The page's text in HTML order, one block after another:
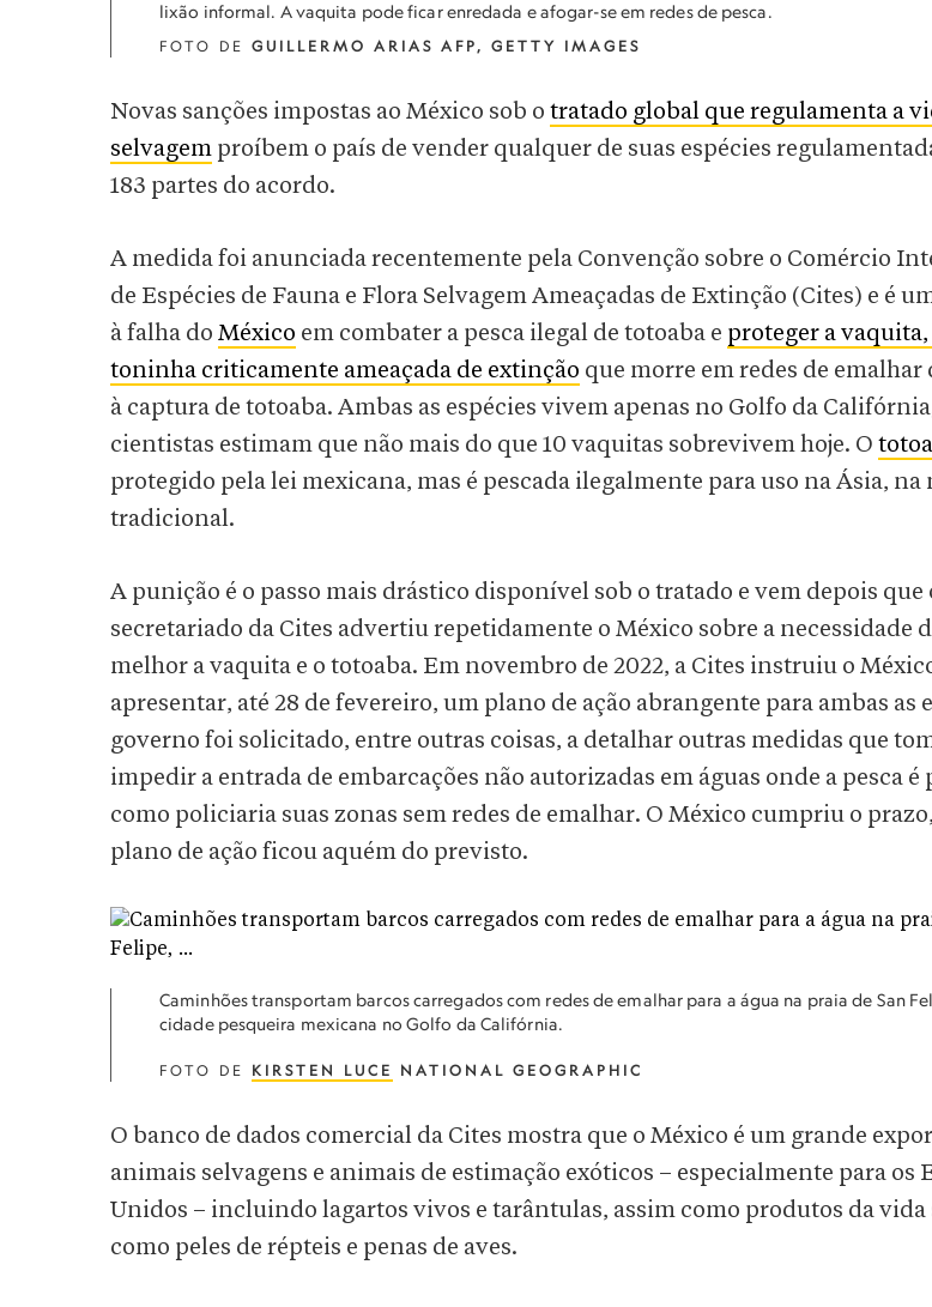
lixão informal. A vaquita pode ficar enredada e afogar-se em redes de pesca.
FOTO DE GUILLERMO ARIAS AFP, GETTY IMAGES
Novas sanções impostas ao México sob o tratado global que regulamenta a
selvagem proíbem o país de vender qualquer de suas espécies
183 partes do acordo.
A medida foi anunciada recentemente pela Convenção sobre o Comércio
de Espécies de Fauna e Flora Selvagem Ameaçadas de Extinção (Cites) e é
à falha do México em combater a pesca ilegal de totoaba e proteger a
toninha criticamente ameaçada de extinção que morre em redes de emalhar
à captura de totoaba. Ambas as espécies vivem apenas no Golfo da
cientistas estimam que não mais do que 10 vaquitas sobrevivem hoje. O
protegido pela lei mexicana, mas é pescada ilegalmente para uso na Ásia,
tradicional.
A punição é o passo mais drástico disponível sob o tratado e vem depois que
secretariado da Cites advertiu repetidamente o México sobre a necessidade
melhor a vaquita e o totoaba. Em novembro de 2022, a Cites instruiu o
apresentar, até 28 de fevereiro, um plano de ação abrangente para ambas as
governo foi solicitado, entre outras coisas, a detalhar outras medidas que
impedir a entrada de embarcações não autorizadas em águas onde a pesca é
como policiaria suas zonas sem redes de emalhar. O México cumpriu o
plano de ação ficou aquém do previsto.
Caminhões transportam barcos carregados com redes de emalhar para a água na praia de San
cidade pesqueira mexicana no Golfo da Califórnia.
FOTO DE KIRSTEN LUCE NATIONAL GEOGRAPHIC
O banco de dados comercial da Cites mostra que o México é um grande
animais selvagens e animais de estimação exóticos – especialmente para os
Unidos – incluindo lagartos vivos e tarântulas, assim como produtos da vida
como peles de répteis e penas de aves.